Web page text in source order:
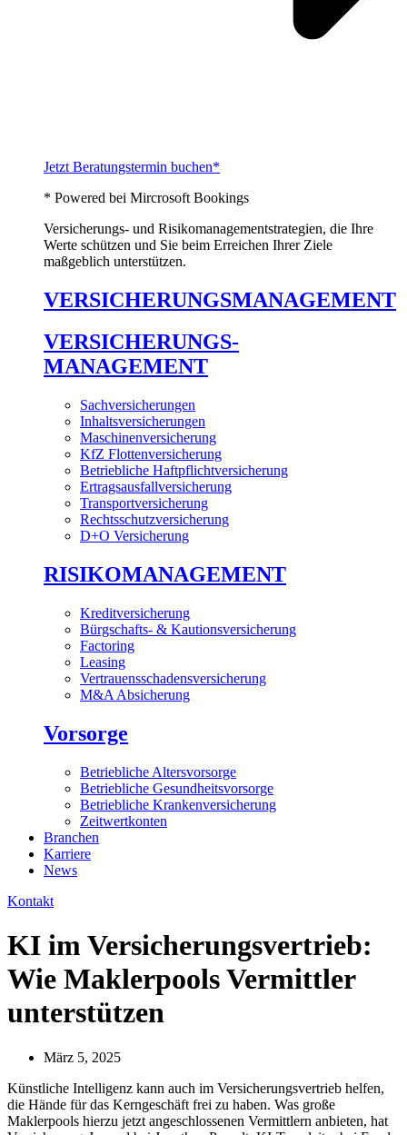
Jetzt Beratungstermin buchen*
* Powered bei Mircrosoft Bookings
Versicherungs- und Risikomanagementstrategien, die Ihre
Werte schützen und Sie beim Erreichen Ihrer Ziele
maßgeblich unterstützen.
VERSICHERUNGSMANAGEMENT
VERSICHERUNGS-
MANAGEMENT
Sachversicherungen
Inhaltsversicherungen
Maschinenversicherung
KfZ Flottenversicherung
Betriebliche Haftpflichtversicherung
Ertragsausfallversicherung
Transportversicherung
Rechtsschutzversicherung
D+O Versicherung
RISIKOMANAGEMENT
Kreditversicherung
Bürgschafts- & Kautionsversicherung
Factoring
Leasing
Vertrauensschadensversicherung
M&A Absicherung
Vorsorge
Betriebliche Altersvorsorge
Betriebliche Gesundheitsvorsorge
Betriebliche Krankenversicherung
Zeitwertkonten
Branchen
Karriere
News
Kontakt
KI im Versicherungsvertrieb:
Wie Maklerpools Vermittler
unterstützen
März 5, 2025
Künstliche Intelligenz kann auch im Versicherungsvertrieb helfen,
die Hände für das Kerngeschäft frei zu haben. Was große
Maklerpools hierzu jetzt angeschlossenen Vermittlern anbieten, hat